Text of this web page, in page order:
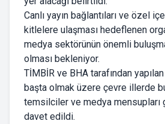
Canlı yayın bağlantıları ve özel
kitlelere ulaşması hedeflenen
medya sektörünün önemli
olması bekleniyor.
TİMBİR ve BHA tarafından
başta olmak üzere çevre illerde
temsilciler ve medya mensupları
davet edildi.